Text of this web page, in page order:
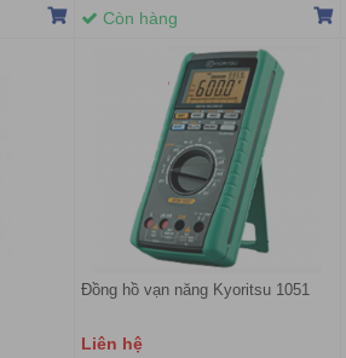
Còn hàng
Đồng hồ vạn năng Kyoritsu 1051
Liên hệ